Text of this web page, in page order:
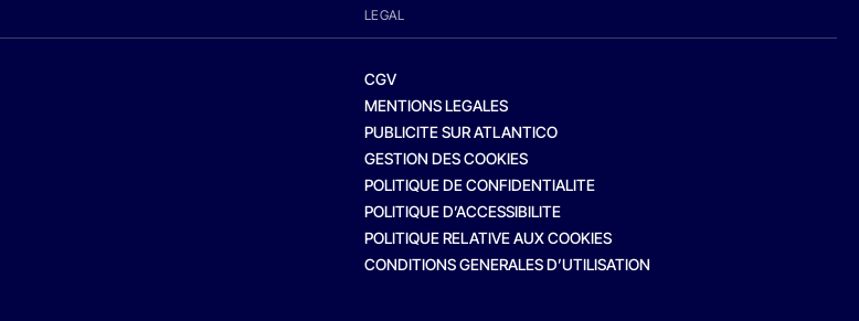
LEGAL
CGV
MENTIONS LEGALES
PUBLICITE SUR ATLANTICO
GESTION DES COOKIES
POLITIQUE DE CONFIDENTIALITE
POLITIQUE D’ACCESSIBILITE
POLITIQUE RELATIVE AUX COOKIES
CONDITIONS GENERALES D’UTILISATION